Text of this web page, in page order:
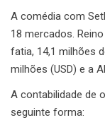
A comédia com
18 mercados.
fatia, 14,1 milhões
milhões (USD) e a
A contabilidade de
seguinte forma: